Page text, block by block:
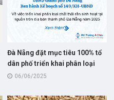
Đà Nẵng đặt mục tiêu 100% tổ
dân phố triển khai phân loại
rác sinh hoạt tại nguồn trong
06/06/2025